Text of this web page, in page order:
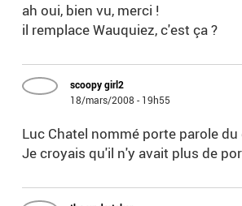
ah oui, bien vu, merci !
il remplace Wauquiez, c'est ça ?
scoopy girl2
18/mars/2008 - 19h55
Luc Chatel nommé porte parole
Je croyais qu'il n'y avait plus de